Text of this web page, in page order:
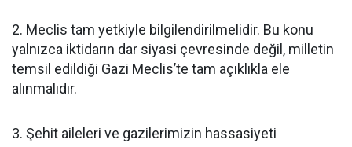
2. Meclis tam yetkiyle bilgilendirilmelidir. Bu konu
yalnızca iktidarın dar siyasi çevresinde değil, milletin
temsil edildiği Gazi Meclis’te tam açıklıkla ele
alınmalıdır.
3. Şehit aileleri ve gazilerimizin hassasiyeti